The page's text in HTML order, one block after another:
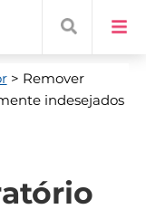
> Remover
indesejados